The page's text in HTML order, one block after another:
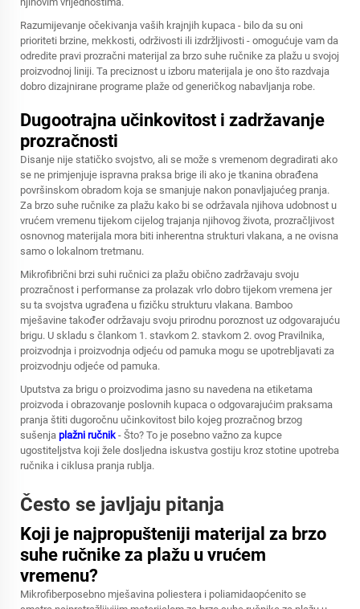
Razumijevanje očekivanja vaših krajnjih kupaca - bilo da su oni
prioriteti brzine, mekkosti, održivosti ili izdržljivosti - omogućuje vam da
odredite pravi prozračni materijal za brzo suhe ručnike za plažu u svojoj
proizvodnoj liniji. Ta preciznost u izboru materijala je ono što razdvaja
dobro dizajnirane programe plaže od generičkog nabavljanja robe.
Dugootrajna učinkovitost i zadržavanje
prozračnosti
Disanje nije statičko svojstvo, ali se može s vremenom degradirati ako
se ne primjenjuje ispravna praksa brige ili ako je tkanina obrađena
površinskom obradom koja se smanjuje nakon ponavljajućeg pranja.
Za brzo suhe ručnike za plažu kako bi se održavala njihova udobnost u
vrućem vremenu tijekom cijelog trajanja njihovog života, prozračljivost
osnovnog materijala mora biti inherentna strukturi vlakana, a ne ovisna
samo o lokalnom tretmanu.
Mikrofibrični brzi suhi ručnici za plažu obično zadržavaju svoju
prozračnost i performanse za prolazak vrlo dobro tijekom vremena jer
su ta svojstva ugrađena u fizičku strukturu vlakana. Bamboo
mješavine također održavaju svoju prirodnu poroznost uz odgovarajuću
brigu. U skladu s člankom 1. stavkom 2. stavkom 2. ovog Pravilnika,
proizvodnja i proizvodnja odjeću od pamuka mogu se upotrebljavati za
proizvodnju odjeće od pamuka.
Uputstva za brigu o proizvodima jasno su navedena na etiketama
proizvoda i obrazovanje poslovnih kupaca o odgovarajućim praksama
pranja štiti dugoročnu učinkovitost bilo kojeg prozračnog brzog
sušenja plažni ručnik- Što? To je posebno važno za kupce
ugostiteljstva koji žele dosljedna iskustva gostiju kroz stotine upotreba
ručnika i ciklusa pranja rublja.
Često se javljaju pitanja
Koji je najpropušteniji materijal za brzo
suhe ručnike za plažu u vrućem
vremenu?
Mikrofiberposebno mješavina poliestera i poliamidaopćenito se